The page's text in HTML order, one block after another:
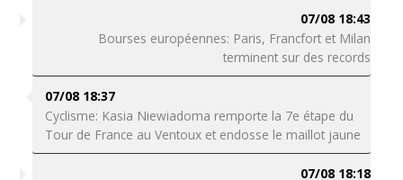
07/08 18:43
Bourses européennes: Paris, Francfort et Milan
terminent sur des records
07/08 18:37
Cyclisme: Kasia Niewiadoma remporte la 7e étape du
Tour de France au Ventoux et endosse le maillot jaune
07/08 18:18